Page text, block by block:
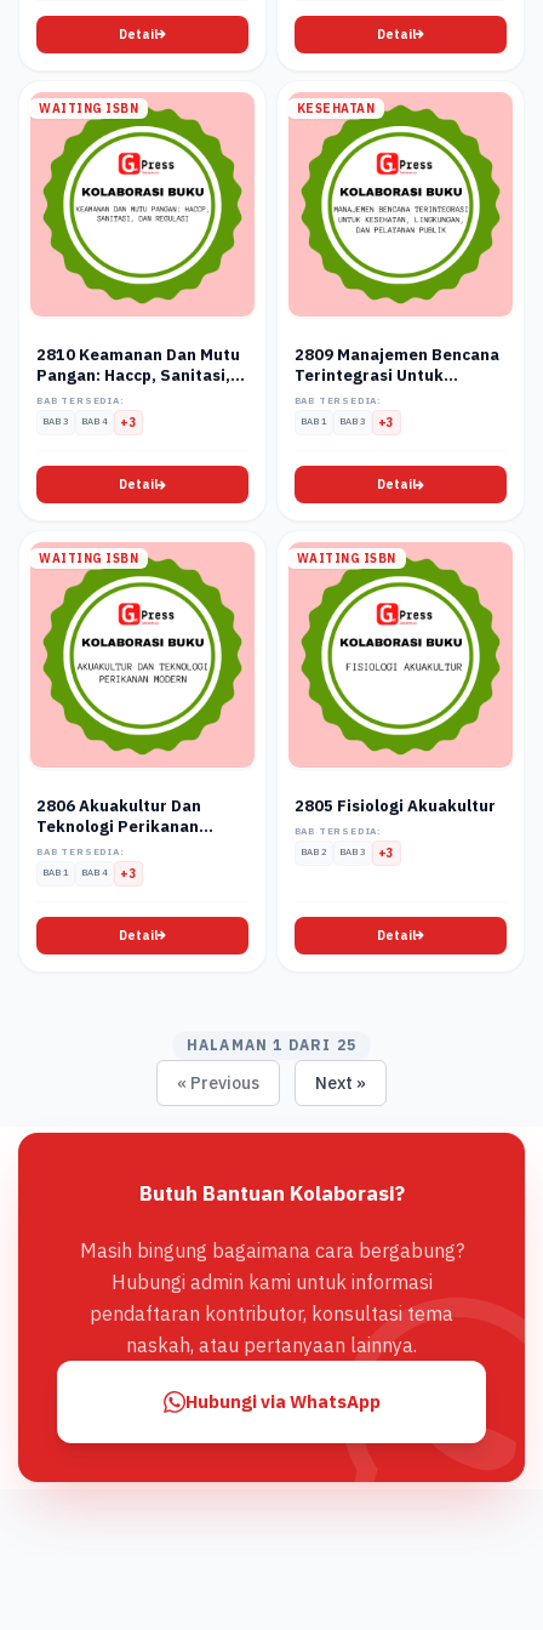
Detail Detail
WAITING ISBN
2810 Keamanan Dan Mutu
Pangan: Haccp, Sanitasi,
Dan Regulasi
BAB TERSEDIA:
BAB 3
BAB 4 +3
Detail
KESEHATAN
2809 Manajemen Bencana
Terintegrasi Untuk
Kesehatan, Lingkungan,
Dan Pelayanan Publik
BAB TERSEDIA:
BAB 1
BAB 3 +3
Detail
WAITING ISBN
2806 Akuakultur Dan
Teknologi Perikanan
Modern
BAB TERSEDIA:
BAB 1
BAB 4 +3
Detail
WAITING ISBN
2805 Fisiologi Akuakultur
BAB TERSEDIA:
BAB 2
BAB 3 +3
Detail
HALAMAN 1 DARI 25
« Previous Next »
Butuh Bantuan Kolaborasi?
Masih bingung bagaimana cara bergabung?
Hubungi admin kami untuk informasi
pendaftaran kontributor, konsultasi tema
naskah, atau pertanyaan lainnya.
Hubungi via WhatsApp